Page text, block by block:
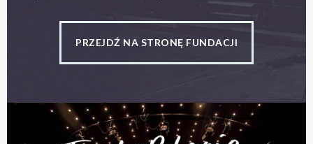
PRZEJDŹ NA STRONĘ FUNDACJI